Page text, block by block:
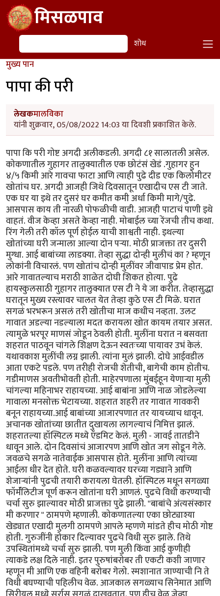
Skip to main contentमिसळपाव
शोध शोध
मुख्य पान
पापा की परी
लेखकमालविका
यांनी शुक्रवार, 05/08/2022 14:03 या दिवशी प्रकाशित केले.
पापा कि परी गोष्ट अगदी अलीकडली. अगदी ८१ सालातली असेल.
कोकणातील गुहागर तालुक्यातील एक छोटंसं खेडं .गुहागर हुन
४/५ किमी आरे गावचा फाटा आणि त्याही पुढे दीड एक किलोमीटर
खोतांच घर. अगदी आजही जिथे दिवसातून एखादीच एस टी जाते.
एक घर या इथे तर दुसरं घर कमीत कमी अर्धा किमी मागे/पुढे.
आसपास काय ती नारळी पोफळीची वाडी. आजही पाटाचं पाणी इथे
वाहतं. वीज केव्हा असते केव्हा नाही. मोबाईल च्या रेंजची तीच कथा.
रिंग गेली तरी कॉल पूर्ण होईल याची शाश्वती नाही. इथल्या
खोतांच्या घरी जन्माला आल्या दोन पऱ्या. मोठी प्राजक्ता तर दुसरी
मुग्धा. आई बाबांच्या लाडक्या. तेव्हा सुद्धा दोन्ही मुलीचं का ? म्हणून
लोकांनी विचारलं. पण खोतांच दोन्ही मुलींवर जीवापाड प्रेम होत.
आरे गावातल्याच मराठी शाळेत दोघी शिकत होत्या. पुढे
हायस्कुलसाठी गुहागर तालुक्यात एस टी ने ये जा करीत. तेव्हासुद्धा
घरातून मुख्य रस्त्यावर चालत येत तेव्हा कुठे एस टी मिळे. घरात
सगळं भरभरून असलं तरी खोतीचा माज कधीच नव्हता. उलट
गावात अडल्या नडल्याला मदत करायला खोत कायम तयार असत.
त्यामुळे भरपूर माणसं जोडून ठेवली होती. मुलींना घरात न बसवता
शहरात पाठवून चांगले शिक्षण देऊन स्वतःच्या पायावर उभं केलं.
यथावकाश मुलींची लग्न झाली. त्यांना मुलं झाली. दोघे आईवडील
आता एकटे पडले. पण तरीही रोजची शेतीची, बागेची काम होतीच.
गडीमाणस अवतीभोवती होती. माहेरपणाला मुंबईहून येणाऱ्या मुली
चांगल्या महिनाभर राहायच्या. आई बाबांना आणि नाळ जोडलेल्या
गावाला मनसोक्त भेटायच्या. शहरात शहरी तर गावात गावकरी
बनून राहायच्या.आई बाबांच्या आजारपणात तर यायच्याच धावून.
अचानक खोतांच्या छातीत दुखायला लागल्याचं निमित्त झालं.
शहरातल्या हॉस्पिटल मध्ये ऍडमिट केलं. मुली - जावई तातडीने
धावून आले. दोन दिवसांचं आजारपण आणि खोत जग सोडून गेले.
जवळचे सगळे नातेवाईक आसपास होते. मुलींना आणि त्यांच्या
आईला धीर देत होते. घरी कळवल्यावर घरच्या गड्याने आणि
शेजाऱ्यांनी पुढची तयारी करायला घेतली. हॉस्पिटल मधून सगळ्या
फॉर्मॅलिटीज पूर्ण करून खोतांना घरी आणलं. पुढचे विधी करण्याची
चर्चा सुरु झाल्यावर मोठी प्राजक्ता पुढे झाली. "बाबांचे अंत्यसंस्कार
मी करणार " ठामपणे म्हणाली. कोकणातल्या एका छोट्याश्या
खेड्यात एखादी मुलगी ठामपणे आपले म्हणणे मांडते हीच मोठी गोष्ट
होती. गुरुजींनी होकार दिल्यावर पुढचे विधी सुरु झाले. तिथे
उपस्थितांमध्ये चर्चा सुरु झाली. पण मुली किंवा आई कुणीही
त्याकडे लक्ष दिले नाही. इतर पुरुषांबरोबर ती एकटी कशी जाणार
म्हणून मी आणि एक वहिनी बरोबर गेलो. स्मशानात जाण्याची नि ते
विधी बघण्याची पहिलीच वेळ. आजकाल सगळ्याच सिनेमात आणि